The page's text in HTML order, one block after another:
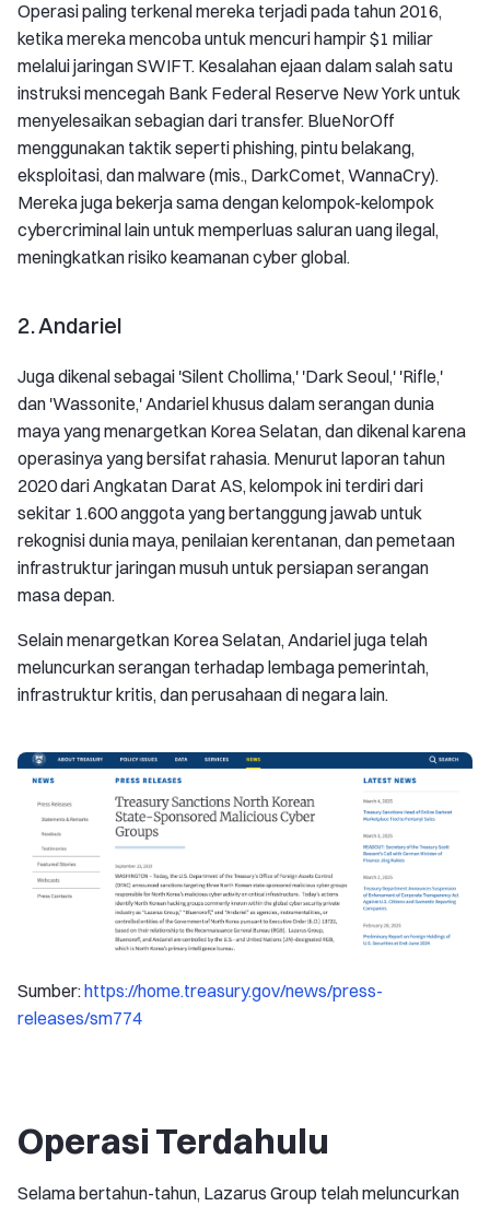
Operasi paling terkenal mereka terjadi pada tahun 2016,
ketika mereka mencoba untuk mencuri hampir $1 miliar
melalui jaringan SWIFT. Kesalahan ejaan dalam salah satu
instruksi mencegah Bank Federal Reserve New York untuk
menyelesaikan sebagian dari transfer. BlueNorOff
menggunakan taktik seperti phishing, pintu belakang,
eksploitasi, dan malware (mis., DarkComet, WannaCry).
Mereka juga bekerja sama dengan kelompok-kelompok
cybercriminal lain untuk memperluas saluran uang ilegal,
meningkatkan risiko keamanan cyber global.
2. Andariel
Juga dikenal sebagai 'Silent Chollima,' 'Dark Seoul,' 'Rifle,'
dan 'Wassonite,' Andariel khusus dalam serangan dunia
maya yang menargetkan Korea Selatan, dan dikenal karena
operasinya yang bersifat rahasia. Menurut laporan tahun
2020 dari Angkatan Darat AS, kelompok ini terdiri dari
sekitar 1.600 anggota yang bertanggung jawab untuk
rekognisi dunia maya, penilaian kerentanan, dan pemetaan
infrastruktur jaringan musuh untuk persiapan serangan
masa depan.
Selain menargetkan Korea Selatan, Andariel juga telah
meluncurkan serangan terhadap lembaga pemerintah,
infrastruktur kritis, dan perusahaan di negara lain.
Sumber:https://home.treasury.gov/news/press-
releases/sm774
Operasi Terdahulu
Selama bertahun-tahun, Lazarus Group telah meluncurkan